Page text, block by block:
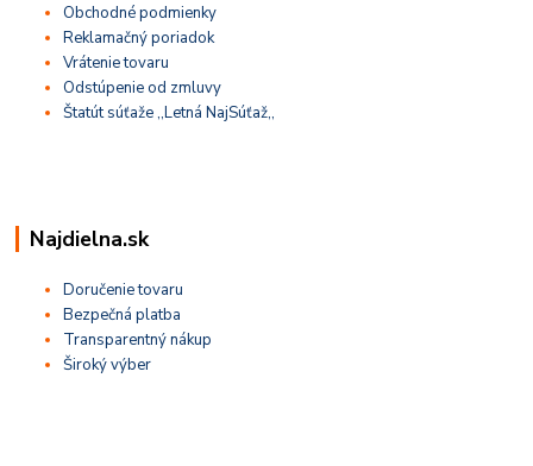
Obchodné podmienky
Reklamačný poriadok
Vrátenie tovaru
Odstúpenie od zmluvy
Štatút súťaže ,,Letná NajSúťaž,,
Najdielna.sk
Doručenie tovaru
Bezpečná platba
Transparentný nákup
Široký výber